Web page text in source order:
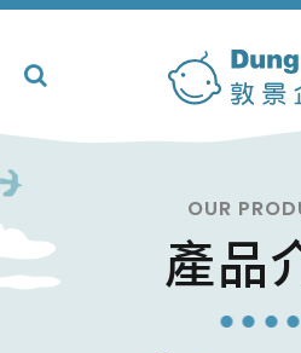
OUR
產品